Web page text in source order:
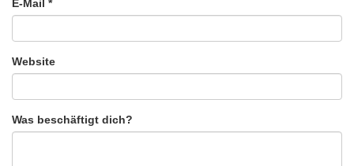
E-Mail *
Website
Was beschäftigt dich?